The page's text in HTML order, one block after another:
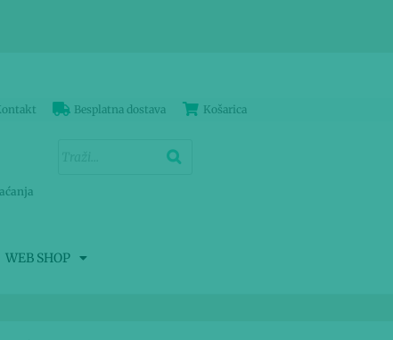
Besplatna dostava Košarica
WEB SHOP